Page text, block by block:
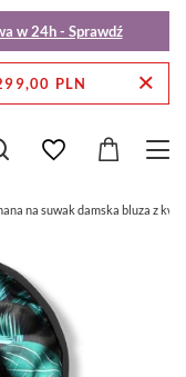
w 24h - Sprawdź
PLN
na suwak damska bluza z